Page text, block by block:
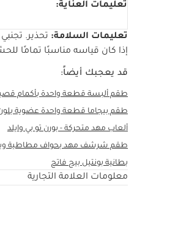
تعليمات العناية:
تعليمات السلامة: تحذير.
إذا كان قياسه مناسبًا تمامًا
قد يعجبك أيضاً:
طقم ألبسة قطعة واحدة بأكمام
طقم بيجاما قطعة واحدة عضوية بلون
ألعاب مهد متحركة - بورن تو بي وايلد
طقم شرشف مهد بحواف مطاطية
بطانية بونتيل بيج فاتح
معلومات العلامة التجارية